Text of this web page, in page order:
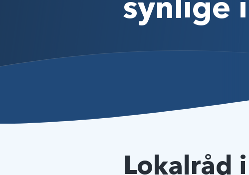
synlige
Lokalråd